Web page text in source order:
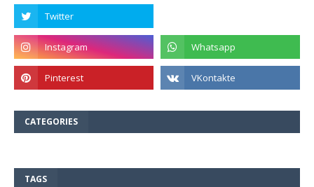
CATEGORIES
TAGS